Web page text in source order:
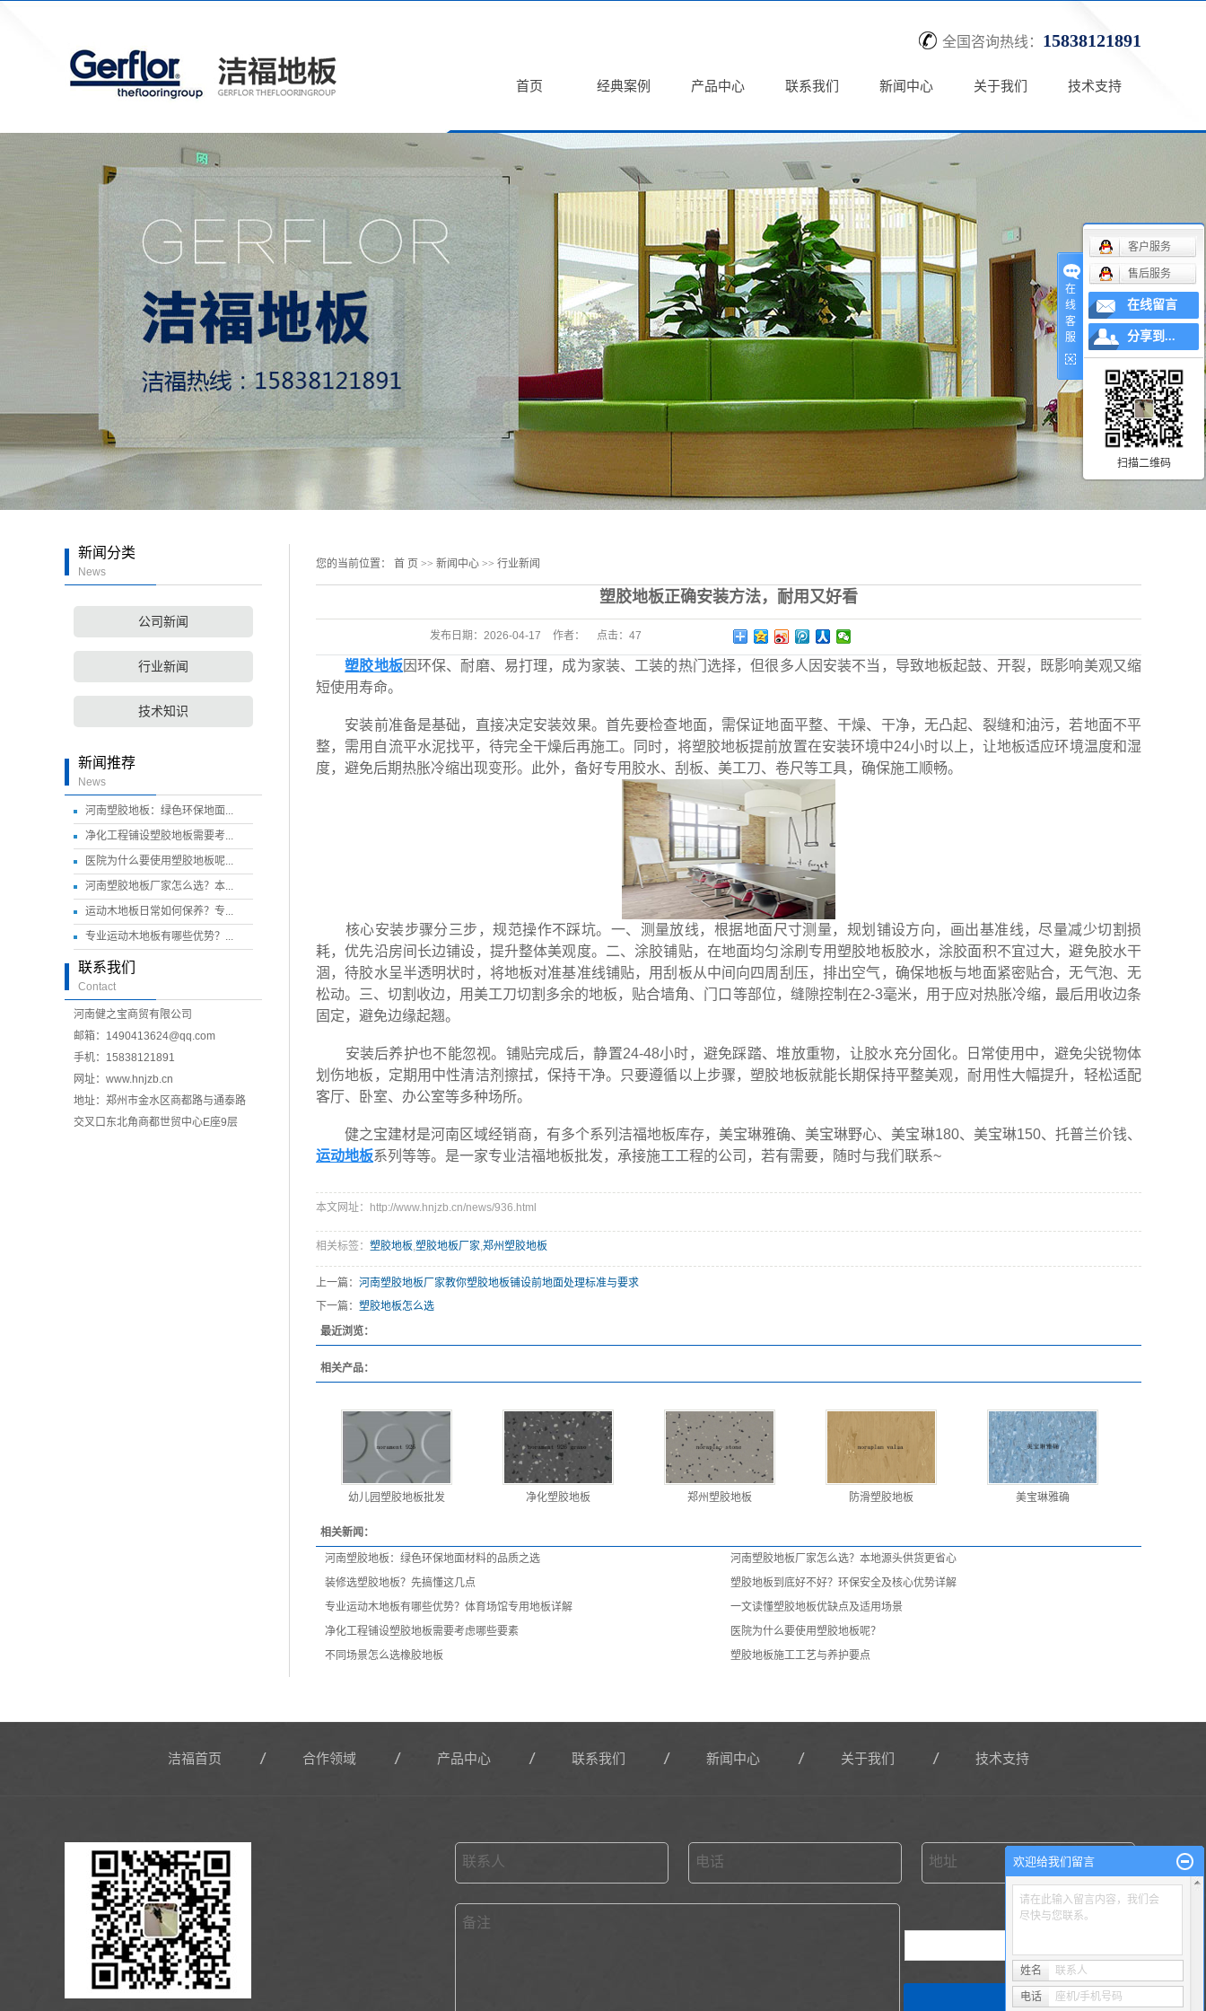
全国咨询热线： 15838121891
首页 经典案例 产品中心 联系我们 新闻中心 关于我们 技术支持
新闻分类
News
公司新闻
行业新闻
技术知识
新闻推荐
News
河南塑胶地板：绿色环保地面...
净化工程铺设塑胶地板需要考...
医院为什么要使用塑胶地板呢...
河南塑胶地板厂家怎么选？本...
运动木地板日常如何保养？专...
专业运动木地板有哪些优势？...
联系我们
Contact
河南健之宝商贸有限公司
邮箱：1490413624@qq.com
手机：15838121891
网址： www.hnjzb.cn
地址：郑州市金水区商都路与通泰路
交叉口东北角商都世贸中心E座9层
您的当前位置： 首 页 >> 新闻中心 >> 行业新闻
塑胶地板正确安装方法，耐用又好看
发布日期： 2026-04-17 作者： 点击： 47
塑胶地板因环保、耐磨、易打理，成为家装、工装的热门选择，但很多人因安装不当，导致地板起鼓、开裂，既影响美观又缩
短使用寿命。
安装前准备是基础，直接决定安装效果。首先要检查地面，需保证地面平整、干燥、干净，无凸起、裂缝和油污，若地面不平
整，需用自流平水泥找平，待完全干燥后再施工。同时，将塑胶地板提前放置在安装环境中24小时以上，让地板适应环境温度和湿
度，避免后期热胀冷缩出现变形。此外，备好专用胶水、刮板、美工刀、卷尺等工具，确保施工顺畅。
核心安装步骤分三步，规范操作不踩坑。一、测量放线，根据地面尺寸测量，规划铺设方向，画出基准线，尽量减少切割损
耗，优先沿房间长边铺设，提升整体美观度。二、涂胶铺贴，在地面均匀涂刷专用塑胶地板胶水，涂胶面积不宜过大，避免胶水干
涸，待胶水呈半透明状时，将地板对准基准线铺贴，用刮板从中间向四周刮压，排出空气，确保地板与地面紧密贴合，无气泡、无
松动。三、切割收边，用美工刀切割多余的地板，贴合墙角、门口等部位，缝隙控制在2-3毫米，用于应对热胀冷缩，最后用收边条
固定，避免边缘起翘。
安装后养护也不能忽视。铺贴完成后，静置24-48小时，避免踩踏、堆放重物，让胶水充分固化。日常使用中，避免尖锐物体
划伤地板，定期用中性清洁剂擦拭，保持干净。只要遵循以上步骤，塑胶地板就能长期保持平整美观，耐用性大幅提升，轻松适配
客厅、卧室、办公室等多种场所。
健之宝建材是河南区域经销商，有多个系列洁福地板库存，美宝琳雅确、美宝琳野心、美宝琳180、美宝琳150、托普兰价钱、
运动地板系列等等。是一家专业洁福地板批发，承接施工工程的公司，若有需要，随时与我们联系~
本文网址：http://www.hnjzb.cn/news/936.html
相关标签： 塑胶地板,塑胶地板厂家,郑州塑胶地板
上一篇： 河南塑胶地板厂家教你塑胶地板铺设前地面处理标准与要求
下一篇： 塑胶地板怎么选
最近浏览：
相关产品：
幼儿园塑胶地板批发 净化塑胶地板 郑州塑胶地板 防滑塑胶地板 美宝琳雅确
相关新闻：
河南塑胶地板：绿色环保地面材料的品质之选
河南塑胶地板厂家怎么选？本地源头供货更省心
装修选塑胶地板？先搞懂这几点
塑胶地板到底好不好？环保安全及核心优势详解
专业运动木地板有哪些优势？体育场馆专用地板详解
一文读懂塑胶地板优缺点及适用场景
净化工程铺设塑胶地板需要考虑哪些要素
医院为什么要使用塑胶地板呢？
不同场景怎么选橡胶地板
塑胶地板施工工艺与养护要点
洁福首页 合作领域 产品中心 联系我们 新闻中心 关于我们 技术支持
联系人 电话 地址
备注
在
线
客
服
客户服务
售后服务
在线留言
分享到...
扫描二维码
欢迎给我们留言
请在此输入留言内容，我们会
尽快与您联系。
姓名 联系人
电话 座机/手机号码